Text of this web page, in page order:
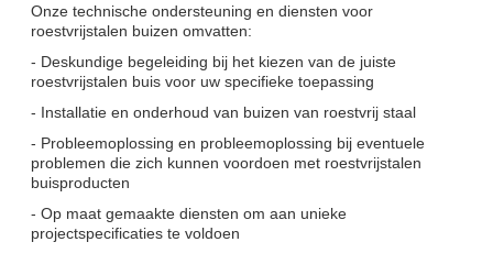
Onze technische ondersteuning en diensten voor
roestvrijstalen buizen omvatten:
- Deskundige begeleiding bij het kiezen van de juiste
roestvrijstalen buis voor uw specifieke toepassing
- Installatie en onderhoud van buizen van roestvrij staal
- Probleemoplossing en probleemoplossing bij eventuele
problemen die zich kunnen voordoen met roestvrijstalen
buisproducten
- Op maat gemaakte diensten om aan unieke
projectspecificaties te voldoen